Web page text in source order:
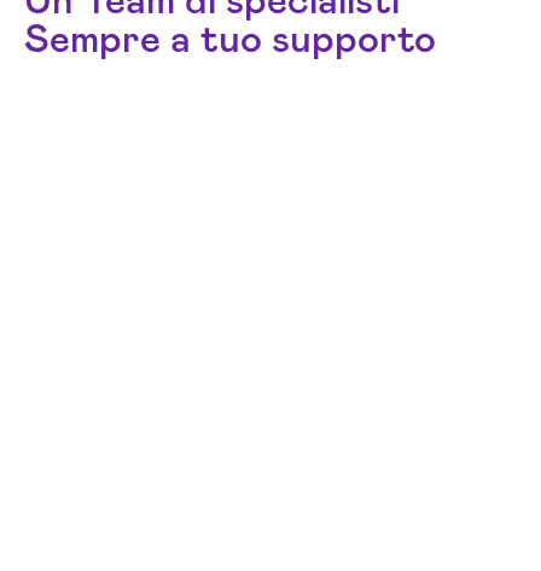
Sempre a tuo supporto